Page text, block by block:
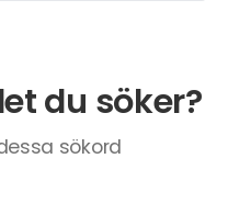
du söker?
sökord